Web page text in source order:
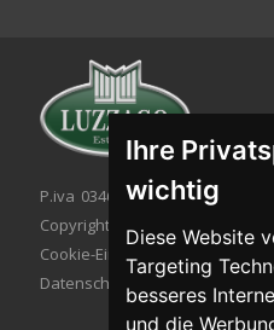
Ihre
wichtig
Diese Website
Targeting
besseres
und die
P.iva 03467320986 - C.F.
Copyright © 2026. All rights
Cookie-Einstellung
| Cookie-
Datenschutzbestimmungen